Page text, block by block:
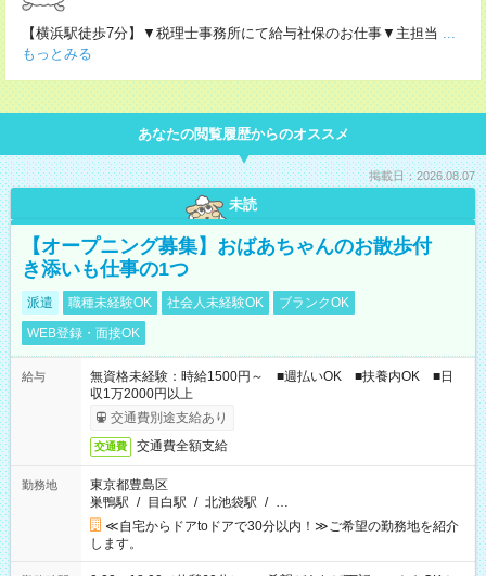
【横浜駅徒歩7分】▼税理士事務所にて給与社保のお仕事▼主担当 ...
もっとみる
あなたの閲覧履歴からのオススメ
掲載日：2026.08.07
未読
【オープニング募集】おばあちゃんのお散歩付
き添いも仕事の1つ
派遣 職種未経験OK 社会人未経験OK
ブランクOK
WEB登録・面接OK
給与
無資格未経験：時給1500円～ ■週払いOK ■扶養内OK ■日
収1万2000円以上
交通費別途支給あり
交通費 交通費全額支給
勤務地
東京都豊島区
巣鴨駅 / 目白駅 / 北池袋駅 / …
≪自宅からドアtoドアで30分以内！≫ご希望の勤務地を紹介
します。